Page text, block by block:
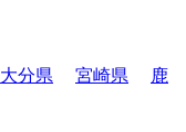
大分県 宮崎県
鹿